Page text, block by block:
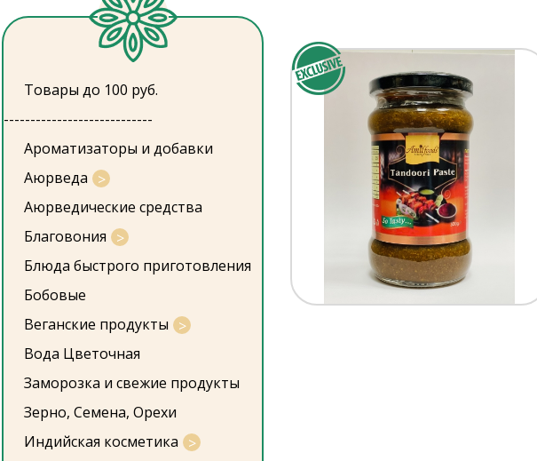
Товары до 100 руб.
----------------------------
Ароматизаторы и добавки
Аюрведа
Аюрведические средства
Благовония
Блюда быстрого приготовления
Бобовые
Веганские продукты
Вода Цветочная
Заморозка и свежие продукты
Зерно, Семена, Орехи
Индийская косметика